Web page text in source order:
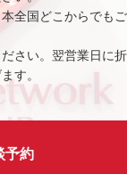
全国どこからでもご
さい。翌営業日に折
す。
予約